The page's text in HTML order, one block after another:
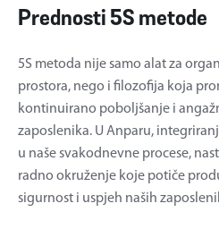
Prednosti 5S metode
5S metoda nije samo alat za
prostora, nego i filozofija koja
kontinuirano poboljšanje i
zaposlenika. U Anparu,
u naše svakodnevne procese,
radno okruženje koje potiče
sigurnost i uspjeh naših